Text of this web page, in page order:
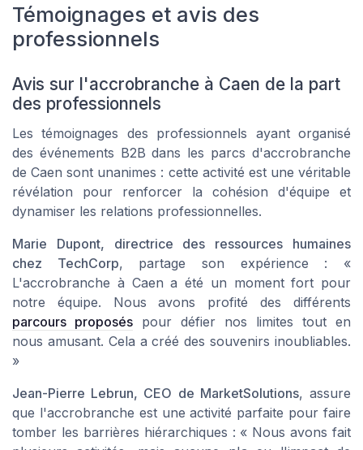
Témoignages et avis des
professionnels
Avis sur l'accrobranche à Caen de la part
des professionnels
Les témoignages des professionnels ayant organisé
des événements B2B dans les parcs d'accrobranche
de Caen sont unanimes : cette activité est une véritable
révélation pour renforcer la cohésion d'équipe et
dynamiser les relations professionnelles.
Marie Dupont, directrice des ressources humaines
chez TechCorp, partage son expérience : «
L'accrobranche à Caen a été un moment fort pour
notre équipe. Nous avons profité des différents
parcours proposés pour défier nos limites tout en
nous amusant. Cela a créé des souvenirs inoubliables.
»
Jean-Pierre Lebrun, CEO de MarketSolutions, assure
que l'accrobranche est une activité parfaite pour faire
tomber les barrières hiérarchiques : « Nous avons fait